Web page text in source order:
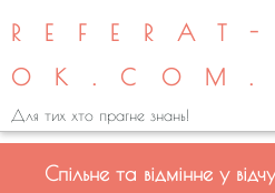
REFERAT-
Для тих хто прагне знань!
Спільне та відмінне у